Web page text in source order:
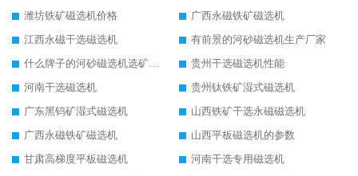
潍坊铁矿磁选机价格
广西永磁铁矿磁选机
江西永磁干选磁选机
有前景的河砂磁选机生产厂家
什么牌子的河砂磁选机选矿效果好
贵州干选磁选机性能
河南干选磁选机
贵州钛铁矿湿式磁选机
广东黑钨矿湿式磁选机
山西铁矿干选永磁磁选机
广西永磁铁矿磁选机
山西平板磁选机的参数
甘肃高梯度平板磁选机
河南干选专用磁选机